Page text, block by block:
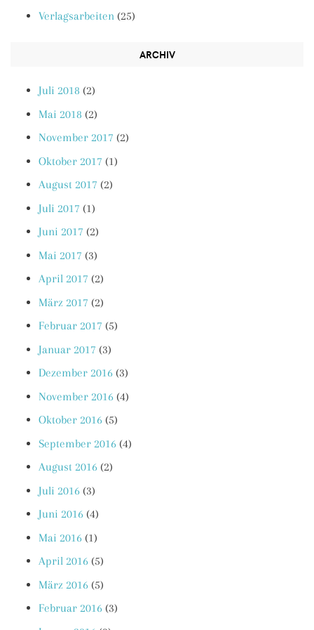
Verlagsarbeiten (25)
ARCHIV
Juli 2018 (2)
Mai 2018 (2)
November 2017 (2)
Oktober 2017 (1)
August 2017 (2)
Juli 2017 (1)
Juni 2017 (2)
Mai 2017 (3)
April 2017 (2)
März 2017 (2)
Februar 2017 (5)
Januar 2017 (3)
Dezember 2016 (3)
November 2016 (4)
Oktober 2016 (5)
September 2016 (4)
August 2016 (2)
Juli 2016 (3)
Juni 2016 (4)
Mai 2016 (1)
April 2016 (5)
März 2016 (5)
Februar 2016 (3)